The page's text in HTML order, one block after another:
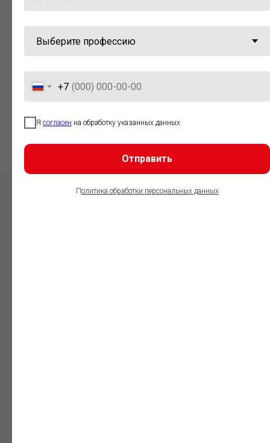
+7
Я согласен на обработку указанных данных
Отправить
Политика обработки персональных данных